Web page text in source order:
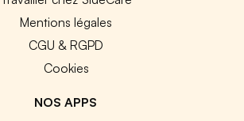
Mentions légales
CGU & RGPD
Cookies
NOS APPS